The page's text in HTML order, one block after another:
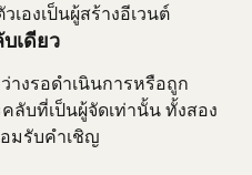
เองเป็นผู้สร้างอีเวนต์
เดียว
างรอดำเนินการหรือถูก
ลับที่เป็นผู้จัดเท่านั้น ทั้งสอง
มรับคำเชิญ